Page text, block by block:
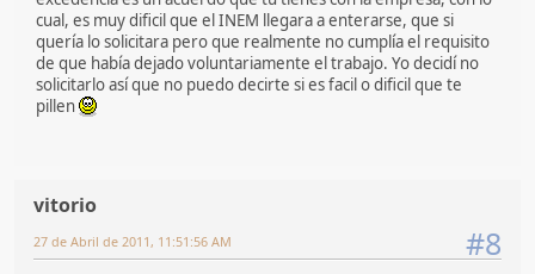
cual, es muy dificil que el INEM llegara a enterarse, que si
quería lo solicitara pero que realmente no cumplía el requisito
de que había dejado voluntariamente el trabajo. Yo decidí no
solicitarlo así que no puedo decirte si es facil o dificil que te
pillen
vitorio
#8
27 de Abril de 2011, 11:51:56 AM